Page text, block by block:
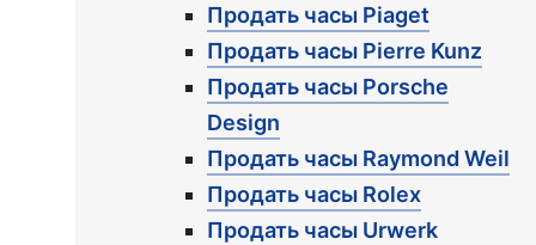
Продать часы Piaget
Продать часы Pierre Kunz
Продать часы Porsche
Design
Продать часы Raymond Weil
Продать часы Rolex
Продать часы Urwerk